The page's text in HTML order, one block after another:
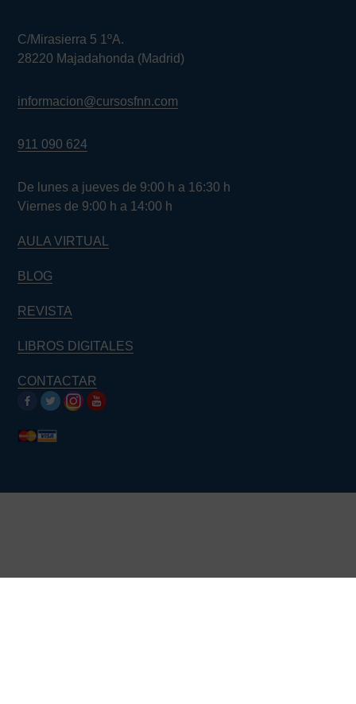
C/Mirasierra 5 1ºA.
28220 Majadahonda (Madrid)
informacion@cursosfnn.com
911 090 624
De lunes a jueves de 9:00 h a 16:30 h
Viernes de 9:00 h a 14:00 h
AULA VIRTUAL
BLOG
REVISTA
LIBROS DIGITALES
CONTACTAR